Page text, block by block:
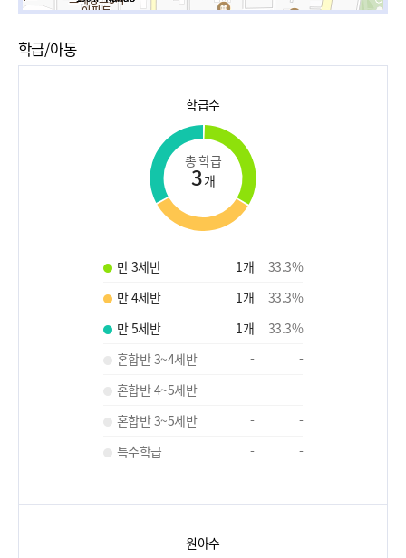
학급/아동
학급수
총 학급
3개
만 3세반 1개 33.3%
만 4세반
1개 33.3%
만 5세반
1개 33.3%
혼합반 3~4세반
-
-
혼합반 4~5세반
-
-
혼합반 3~5세반
-
-
특수학급
- -
원아수